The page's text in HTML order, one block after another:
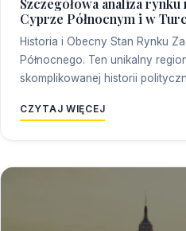
Szczegółowa analiza
Cyprze Północnym i w
Historia i Obecny Stan Rynku
Północnego. Ten unikalny
skomplikowanej historii
CZYTAJ WIĘCEJ